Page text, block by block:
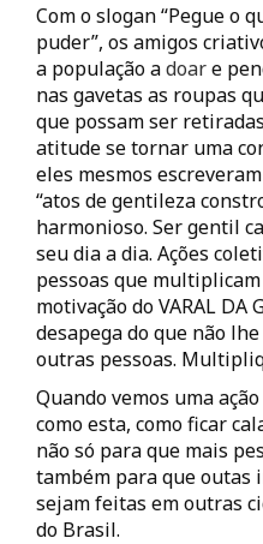
Com o slogan “Pegue o
puder”, os amigos
a população adoare
nas gavetas as roupas
que possam ser
atitude se tornar uma
eles mesmos
“atos de gentileza
harmonioso. Ser gentil
seu dia a dia. Ações
pessoas que multiplicam
motivação do VARAL DA
desapega do que não
outras pessoas.
Quando vemos uma
como esta, como ficar
não só para que mais
também para que outas
sejam feitas em outras
do Brasil.